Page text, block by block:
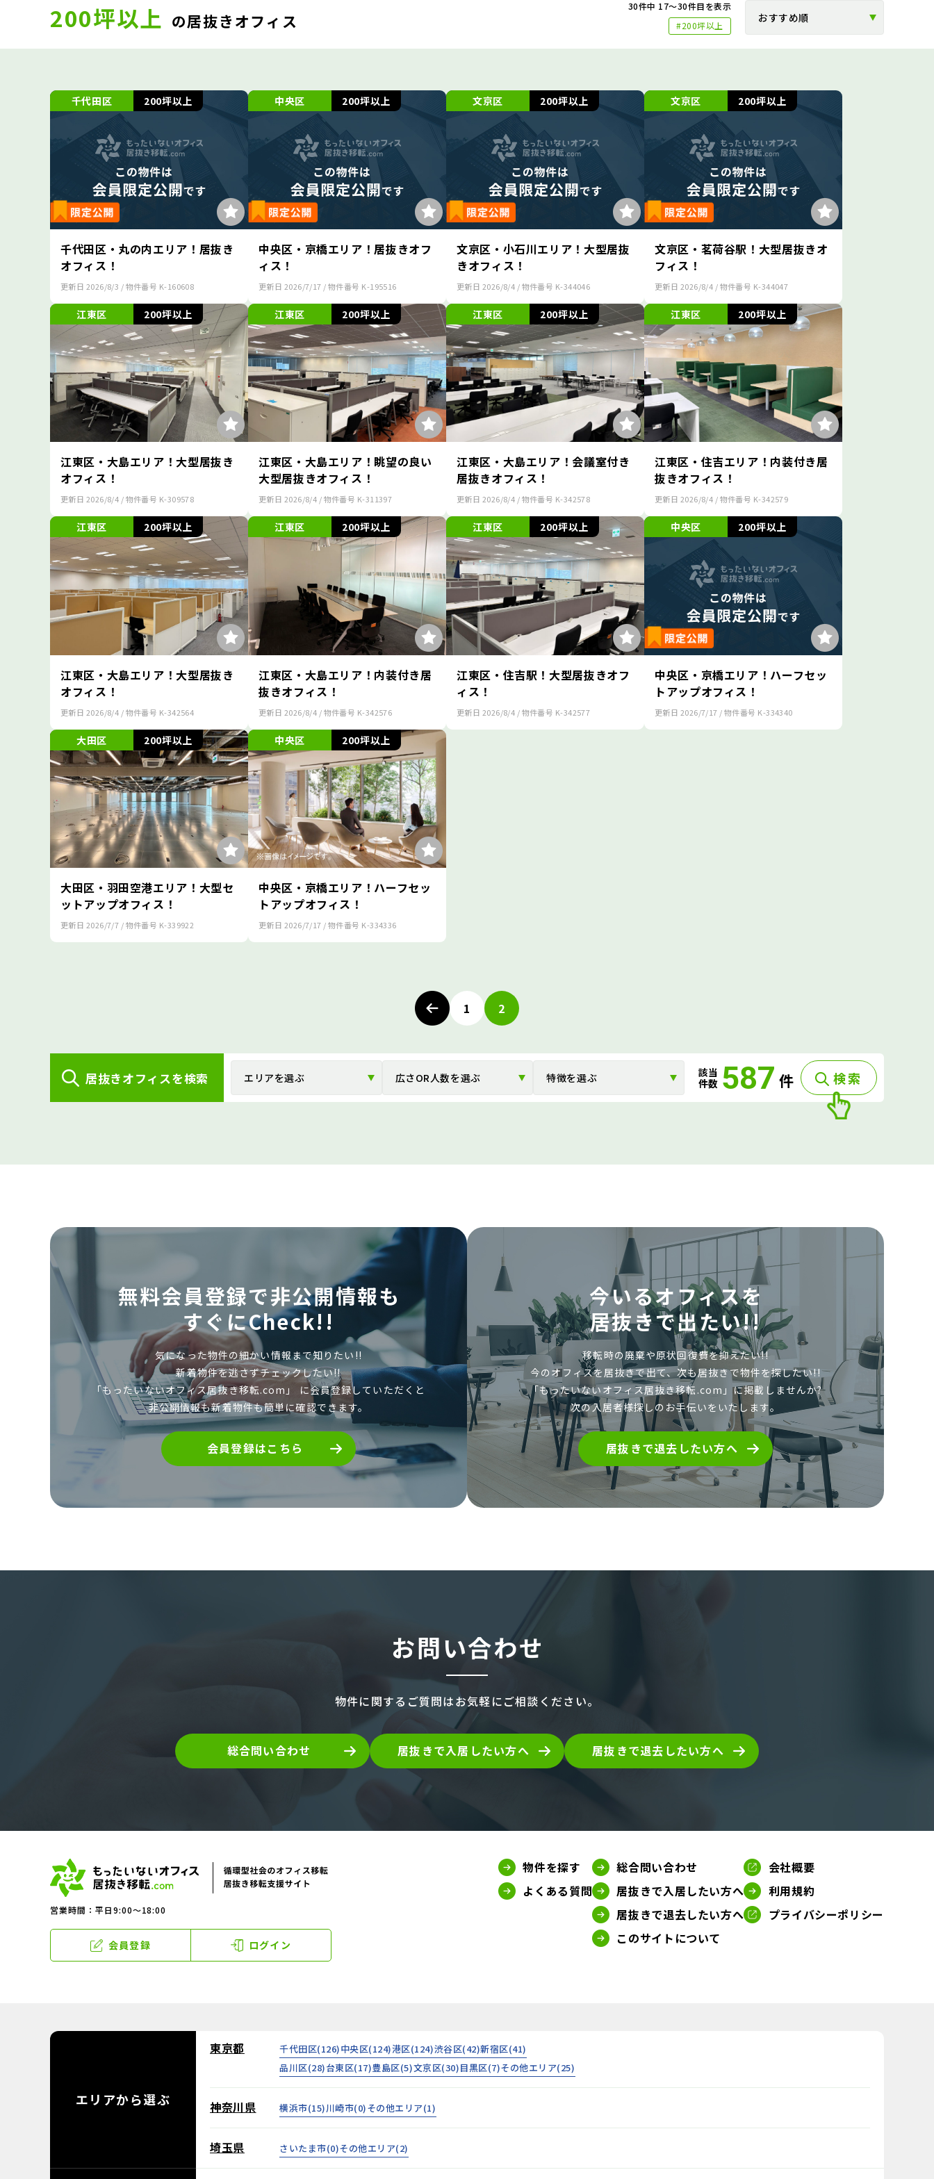
200坪以上 の居抜きオフィス
30件中 17～30件目を表示
#200坪以上
千代田区 200坪以上
千代田区・丸の内エリア！居抜き
オフィス！
更新日 2026/8/3 / 物件番号 K-160608
中央区 200坪以上
中央区・京橋エリア！居抜きオフ
ィス！
更新日 2026/7/17 / 物件番号 K-195516
文京区 200坪以上
文京区・小石川エリア！大型居抜
きオフィス！
更新日 2026/8/4 / 物件番号 K-344046
文京区 200坪以上
文京区・茗荷谷駅！大型居抜きオ
フィス！
更新日 2026/8/4 / 物件番号 K-344047
江東区 200坪以上
江東区・大島エリア！大型居抜き
オフィス！
更新日 2026/8/4 / 物件番号 K-309578
江東区 200坪以上
江東区・大島エリア！眺望の良い
大型居抜きオフィス！
更新日 2026/8/4 / 物件番号 K-311397
江東区 200坪以上
江東区・大島エリア！会議室付き
居抜きオフィス！
更新日 2026/8/4 / 物件番号 K-342578
江東区 200坪以上
江東区・住吉エリア！内装付き居
抜きオフィス！
更新日 2026/8/4 / 物件番号 K-342579
江東区 200坪以上
江東区・大島エリア！大型居抜き
オフィス！
更新日 2026/8/4 / 物件番号 K-342564
江東区 200坪以上
江東区・大島エリア！内装付き居
抜きオフィス！
更新日 2026/8/4 / 物件番号 K-342576
江東区 200坪以上
江東区・住吉駅！大型居抜きオフ
ィス！
更新日 2026/8/4 / 物件番号 K-342577
中央区 200坪以上
中央区・京橋エリア！ハーフセッ
トアップオフィス！
更新日 2026/7/17 / 物件番号 K-334340
大田区 200坪以上
大田区・羽田空港エリア！大型セ
ットアップオフィス！
更新日 2026/7/7 / 物件番号 K-339922
中央区 200坪以上
中央区・京橋エリア！ハーフセッ
トアップオフィス！
更新日 2026/7/17 / 物件番号 K-334336
稿
ナ
ビ
ゲ
ー
1 2
居抜きオフィスを検索 エリアを選ぶ 広さOR人数を選ぶ 特徴を選ぶ
該当
件数 587 件 検索
無料会員登録で非公開情報も
すぐにCheck!!
気になった物件の細かい情報まで知りたい!!
新着物件を逃さずチェックしたい!!
「もったいないオフィス居抜き移転.com」 に会員登録していただくと
非公開情報も新着物件も簡単に確認できます。
会員登録はこちら
今いるオフィスを
居抜きで出たい!!
移転時の廃棄や原状回復費を抑えたい!!
今のオフィスを居抜きで出て、次も居抜きで物件を探したい!!
「もったいないオフィス居抜き移転.com」に掲載しませんか?
次の入居者様探しのお手伝いをいたします。
居抜きで退去したい方へ
お問い合わせ
物件に関するご質問はお気軽にご相談ください。
総合問い合わせ 居抜きで入居したい方へ 居抜きで退去したい方へ
営業時間：平日9:00～18:00
会員登録 ログイン
物件を探す
よくある質問
総合問い合わせ
居抜きで入居したい方へ
居抜きで退去したい方へ
このサイトについて
会社概要
利用規約
プライバシーポリシー
エリアから選ぶ
東京都 千代田区(126)中央区(124)港区(124)渋谷区(42)新宿区(41)
品川区(28)台東区(17)豊島区(5)文京区(30)目黒区(7)その他エリア(25)
神奈川県 横浜市(15)川崎市(0)その他エリア(1)
埼玉県 さいたま市(0)その他エリア(2)